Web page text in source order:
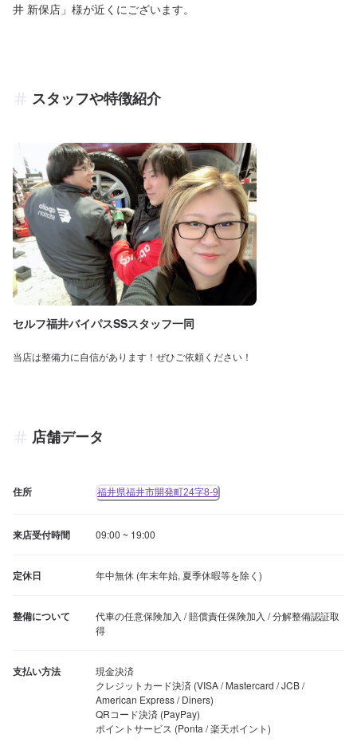
井 新保店」様が近くにございます。
スタッフや特徴紹介
セルフ福井バイパスSSスタッフ一同
当店は整備力に自信があります！ぜひご依頼ください！
店舗データ
住所 福井県福井市開発町24字8-9
来店受付時間 09:00 ~ 19:00
定休日 年中無休 (年末年始, 夏季休暇等を除く)
整備について
代車の任意保険加入 / 賠償責任保険加入 / 分解整備認証取
得
支払い方法
現金決済
クレジットカード決済 (VISA / Mastercard / JCB /
American Express / Diners)
QRコード決済 (PayPay)
ポイントサービス (Ponta / 楽天ポイント)